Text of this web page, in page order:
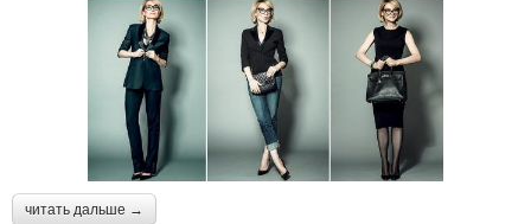
читать дальше →